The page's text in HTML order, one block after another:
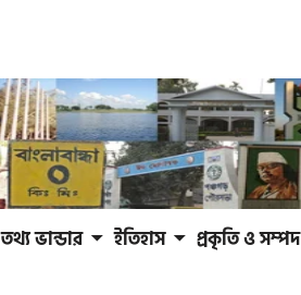
তথ্য ভান্ডার ইতিহাস প্রকৃতি ও সম্পদ